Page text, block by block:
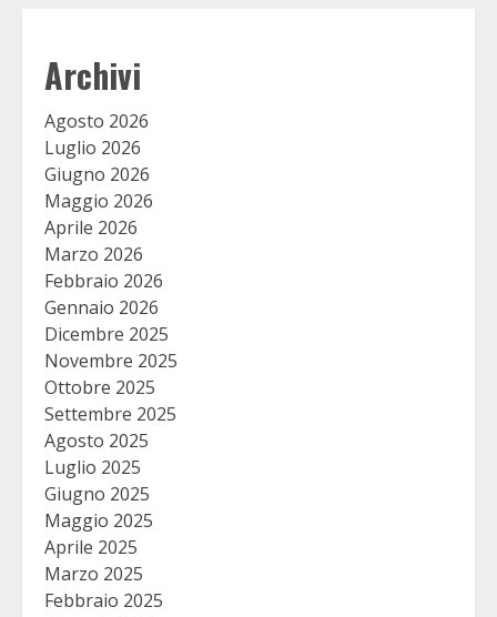
Archivi
Agosto 2026
Luglio 2026
Giugno 2026
Maggio 2026
Aprile 2026
Marzo 2026
Febbraio 2026
Gennaio 2026
Dicembre 2025
Novembre 2025
Ottobre 2025
Settembre 2025
Agosto 2025
Luglio 2025
Giugno 2025
Maggio 2025
Aprile 2025
Marzo 2025
Febbraio 2025